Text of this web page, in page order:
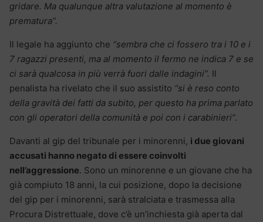
gridare. Ma qualunque altra valutazione al momento è
prematura”.
Il legale ha aggiunto che “sembra che ci fossero tra i 10 e i
7 ragazzi presenti, ma al momento il fermo ne indica 7 e se
ci sarà qualcosa in più verrà fuori dalle indagini”. Il
penalista ha rivelato che il suo assistito “si è reso conto
della gravità dei fatti da subito, per questo ha prima parlato
con gli operatori della comunità e poi con i carabinieri”.
Davanti al gip del tribunale per i minorenni, i due giovani
accusati hanno negato di essere coinvolti
nell’aggressione. Sono un minorenne e un giovane che ha
già compiuto 18 anni, la cui posizione, dopo la decisione
del gip per i minorenni, sarà stralciata e trasmessa alla
Procura Distrettuale, dove c’è un’inchiesta già aperta dal